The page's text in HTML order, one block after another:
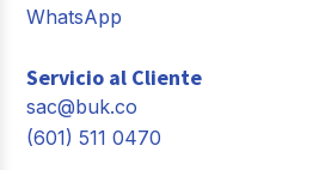
WhatsApp
Servicio al Cliente
sac@buk.co
(601) 511 0470